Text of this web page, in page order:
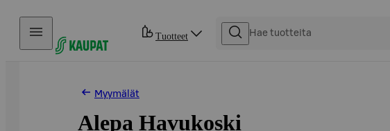
Hyppää sisältöön
Tuotteet
Myymälät
Alepa Havukoski